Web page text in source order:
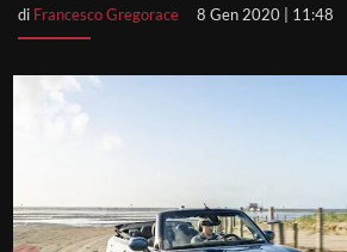
di Francesco Gregorace 8 Gen 2020 | 11:48